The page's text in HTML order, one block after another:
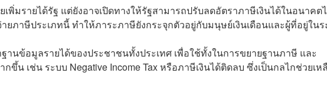
พิ่มรายได้รัฐ แต่ยังอาจเปิดทางให้รัฐสามารถปรับลดอัตราภาษีเงินได้ในอนาคต
ภาษีประเภทนี้ ทำให้ภาระภาษียังกระจุกตัวอยู่กับมนุษย์เงินเดือนและผู้ที่อยู่ใน
นข้อมูลรายได้ของประชาชนทั้งประเทศ เพื่อใช้ทั้งในการขยายฐานภาษี และ
ขึ้น เช่น ระบบ Negative Income Tax หรือภาษีเงินได้ติดลบ ซึ่งเป็นกลไกช่วยเห